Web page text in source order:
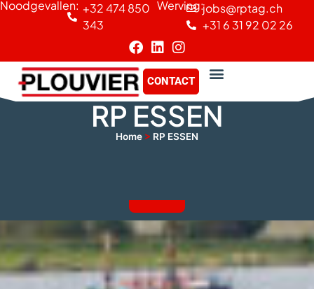
Noodgevallen: +32 474 850
343
Werving:jobs@rptag.ch
+31 6 31 92 02 26
CONTACT
RP ESSEN
Home > RP ESSEN
Cookies beheer paneel